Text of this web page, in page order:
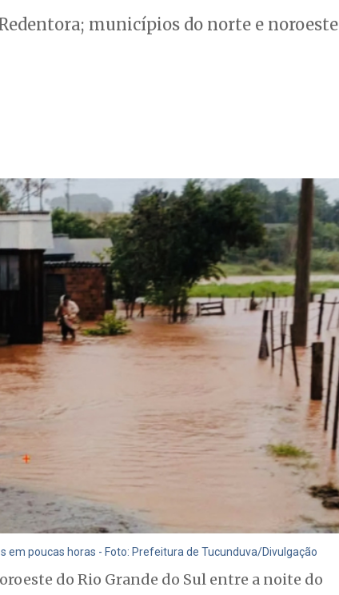
municípios do norte e noroeste
em poucas horas - Foto: Prefeitura de Tucunduva/Divulgação
do Rio Grande do Sul entre a noite do